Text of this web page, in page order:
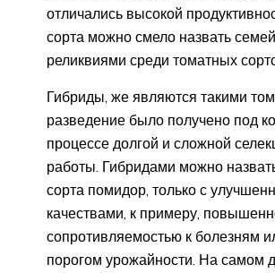
отличались высокой
сорта можно смело назвать
реликвиями среди томатных
Гибриды, же являются такими
разведение было получено под
процессе долгой и сложной
работы. Гибридами можно
сорта помидор, только с
качествами, к примеру,
сопротивляемостью к болезням
порогом урожайности. На самом